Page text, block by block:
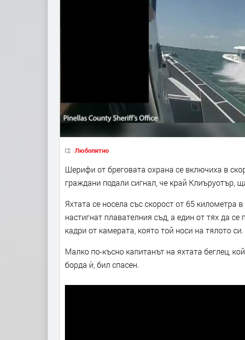
Любопитно
Шерифи от бреговата охрана се включиха в
граждани подали сигнал, че край Клиъруотър,
Яхтата се носела със скорост от 65
настигнат плавателния съд, а един от тях да
кадри от камерата, която той носи на тялото си.
Малко по-късно капитанът на яхтата беглец,
борда ѝ, бил спасен.